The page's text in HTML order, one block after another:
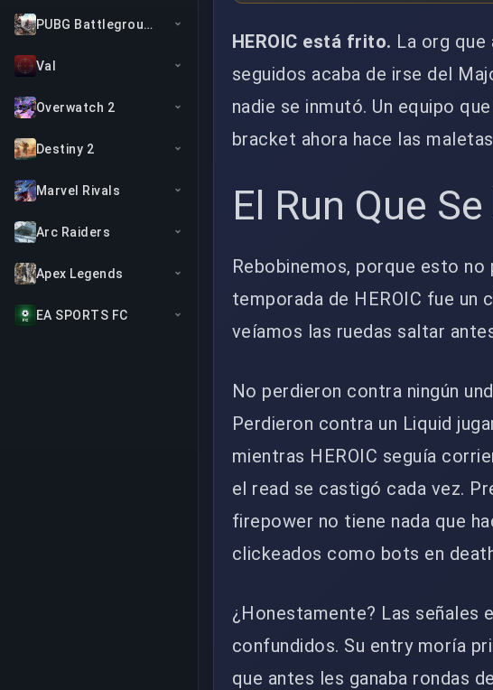
PUBG Battlegrounds
Val
Overwatch 2
Destiny 2
Marvel Rivals
Arc Raiders
Apex Legends
EA SPORTS FC
HEROIC está frito. La org
seguidos acaba de irse del
nadie se inmutó. Un equipo
bracket ahora hace las
El Run Que
Rebobinemos, porque esto no
temporada de HEROIC fue un
veíamos las ruedas saltar
No perdieron contra ningún
Perdieron contra un Liquid
mientras HEROIC seguía
el read se castigó cada vez.
firepower no tiene nada que
clickeados como bots en
¿Honestamente? Las señales
confundidos. Su entry moría
que antes les ganaba rondas